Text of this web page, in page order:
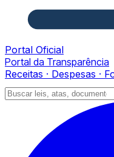
Portal Oficial
Portal da Transparência
Receitas · Despesas ·